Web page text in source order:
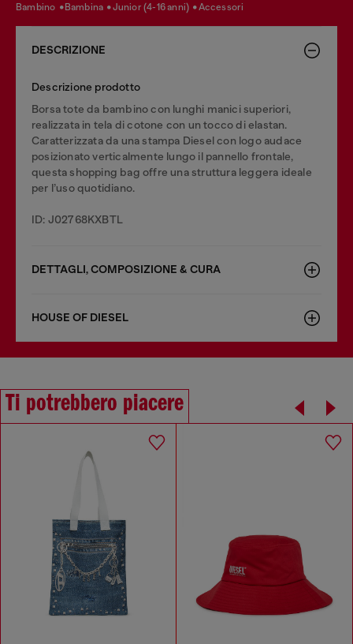
bambino bambina junior (4-16 anni) accessori
DESCRIZIONE
Descrizione prodotto
Borsa tote da bambino con lunghi manici superiori,
realizzata in tela di cotone con un tocco di elastan.
Caratterizzata da una stampa Diesel con logo audace
posizionato verticalmente lungo il pannello frontale,
questa shopping bag offre una struttura leggera ideale
per l’uso quotidiano.
ID: J02768KXBTL
DETTAGLI, COMPOSIZIONE & CURA
HOUSE OF DIESEL
Ti potrebbero piacere